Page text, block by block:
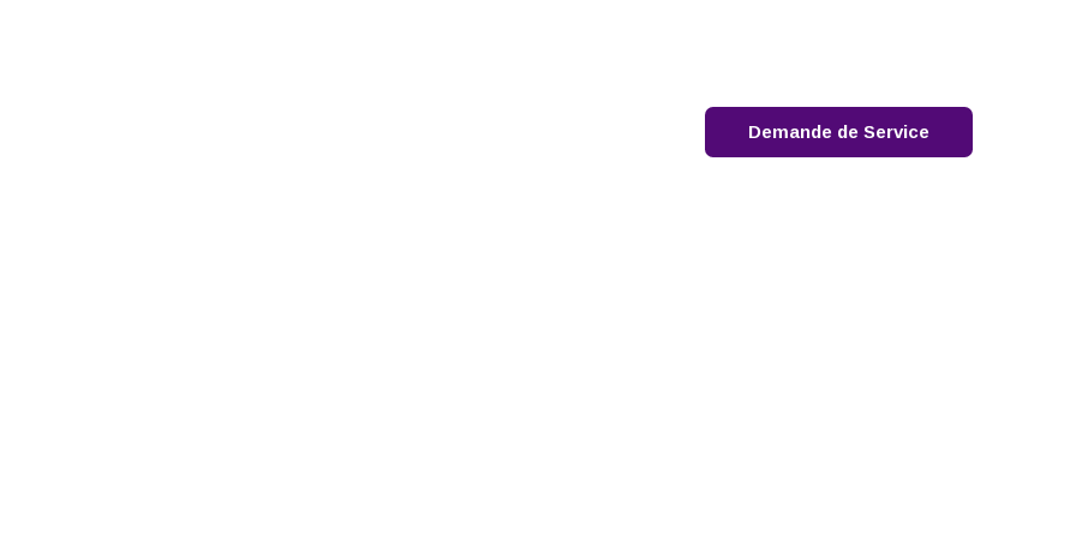
Demande de Service